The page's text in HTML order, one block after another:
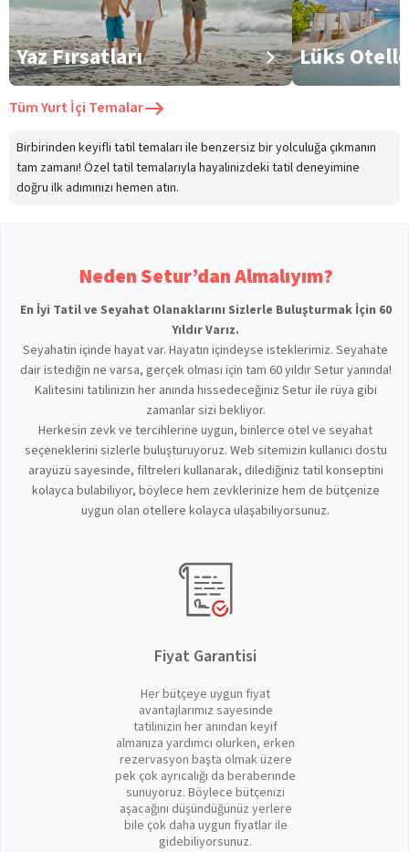
Yaz Fırsatları Lüks
TümYurt İçi Temalar
Birbirinden keyifli tatil temaları ile benzersiz bir yolculuğa çıkmanın
tam zamanı! Özel tatil temalarıyla hayalinizdeki tatil deneyimine
doğru ilk adımınızı hemen atın.
Neden Setur’dan Almalıyım?
En İyi Tatil ve Seyahat Olanaklarını Sizlerle Buluşturmak İçin 60
Yıldır Varız.
Seyahatin içinde hayat var. Hayatın içindeyse isteklerimiz. Seyahate
dair istediğin ne varsa, gerçek olması için tam 60 yıldır Setur yanında!
Kalitesini tatilinizin her anında hissedeceğiniz Setur ile rüya gibi
zamanlar sizi bekliyor.
Herkesin zevk ve tercihlerine uygun, binlerce otel ve seyahat
seçeneklerini sizlerle buluşturuyoruz. Web sitemizin kullanıcı dostu
arayüzü sayesinde, filtreleri kullanarak, dilediğiniz tatil konseptini
kolayca bulabiliyor, böylece hem zevklerinize hem de bütçenize
uygun olan otellere kolayca ulaşabiliyorsunuz.
Fiyat Garantisi
Her bütçeye uygun fiyat
avantajlarımız sayesinde
tatilinizin her anından keyif
almanıza yardımcı olurken, erken
rezervasyon başta olmak üzere
pek çok ayrıcalığı da beraberinde
sunuyoruz. Böylece bütçenizi
aşacağını düşündüğünüz yerlere
bile çok daha uygun fiyatlar ile
gidebiliyorsunuz.